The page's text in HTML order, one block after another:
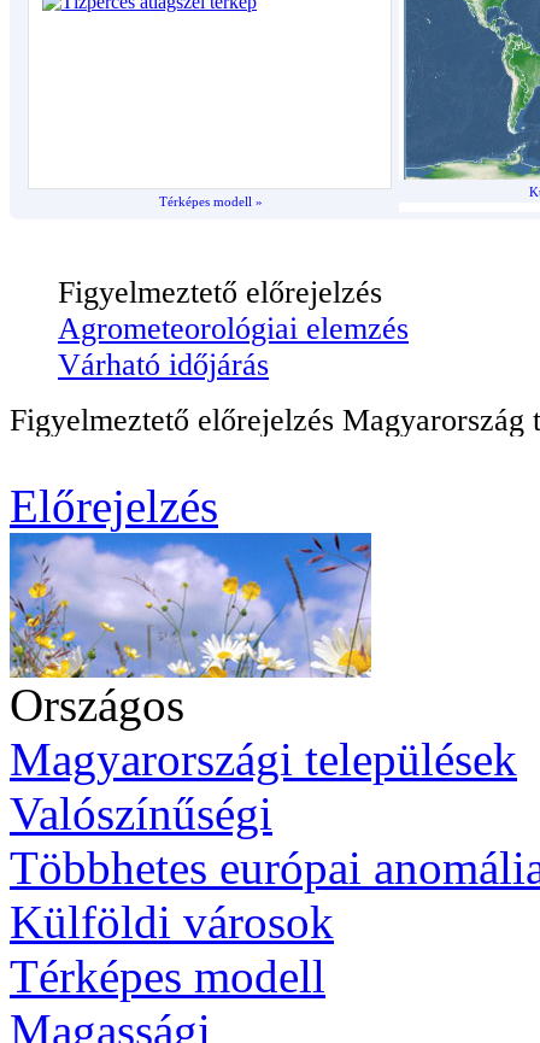
Térképes modell »
Előrejelzés
Országos
Magyarországi települések
Valószínűségi
Többhetes európai
Külföldi városok
Térképes modell
Magassági